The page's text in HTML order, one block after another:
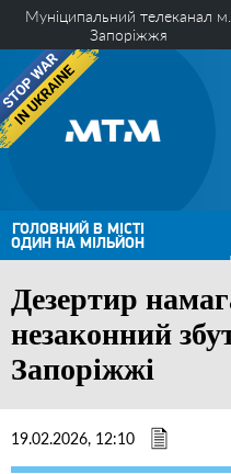
Муніципальний телеканал м.
Запоріжжя
ГОЛОВНИЙ В МІСТІ
ОДИН НА МІЛЬЙОН
Дезертир
незаконний
Запоріжжі
19.02.2026, 12:10